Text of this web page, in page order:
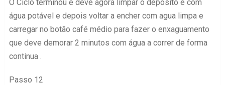
O Ciclo terminou e deve agora limpar o deposito e com
água potável e depois voltar a encher com agua limpa e
carregar no botão café médio para fazer o enxaguamento
que deve demorar 2 minutos com água a correr de forma
continua .
Passo 12